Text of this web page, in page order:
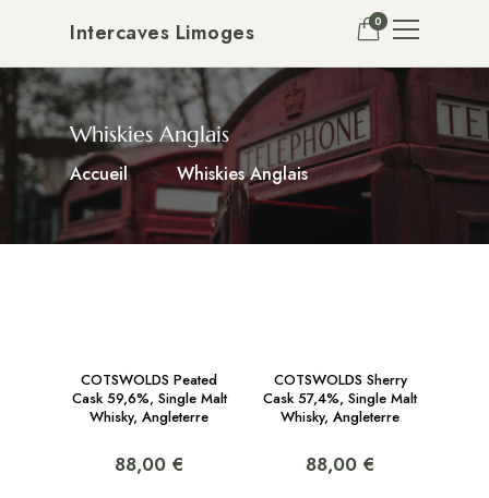
Intercaves Limoges 0
Whiskies Anglais
Accueil Whiskies Anglais
COTSWOLDS Peated
Cask 59,6%, Single Malt
Whisky, Angleterre
88,00 €
COTSWOLDS Sherry
Cask 57,4%, Single Malt
Whisky, Angleterre
88,00 €